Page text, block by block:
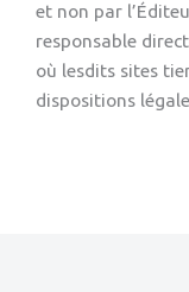
et non par
responsable
où lesdits sites
dispositions